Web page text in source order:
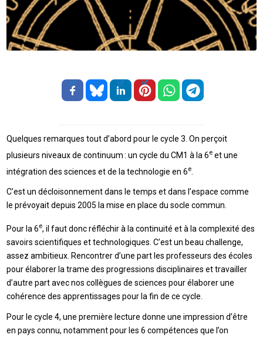
Quelques remarques tout d’abord pour le cycle 3. On perçoit
plusieurs niveaux de continuum : un cycle du CM1 à la 6e et une
intégration des sciences et de la technologie en 6e
C’est un décloisonnement dans le temps et dans l’espace comme
le prévoyait depuis 2005 la mise en place du socle commun.
Pour la 6e, il faut donc réfléchir à la continuité et à la complexité des
savoirs scientifiques et technologiques. C’est un beau challenge,
assez ambitieux. Rencontrer d’une part les professeurs des écoles
pour élaborer la trame des progressions disciplinaires et travailler
d’autre part avec nos collègues de sciences pour élaborer une
cohérence des apprentissages pour la fin de ce cycle.
Pour le cycle 4, une première lecture donne une impression d’être
en pays connu, notamment pour les 6 compétences que l’on